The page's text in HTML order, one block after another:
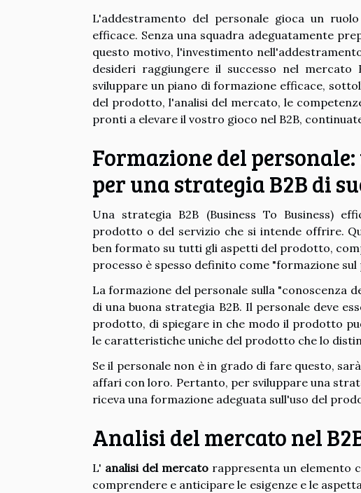
L'addestramento del personale gioca un
efficace. Senza una squadra adeguatamente
questo motivo, l'investimento
desideri raggiungere il successo nel
sviluppare un piano di formazione efficace,
del prodotto, l'analisi del mercato, le
pronti a elevare il vostro gioco nel B2B,
Formazione del
per una strategia B2B di
Una strategia B2B (Business To Business)
prodotto o del servizio che si intende offrire.
ben formato su tutti gli aspetti del prodotto,
processo è spesso definito come "formazione
La formazione del personale sulla "conoscenza
di una buona strategia B2B. Il personale deve
prodotto, di spiegare in che modo il prodotto
le caratteristiche uniche del prodotto che lo
Se il personale non è in grado di fare questo,
affari con loro. Pertanto, per sviluppare una
riceva una formazione adeguata sull'uso del
Analisi del mercato nel
L' analisi del mercatorappresenta un elemento
comprendere e anticipare le esigenze e le